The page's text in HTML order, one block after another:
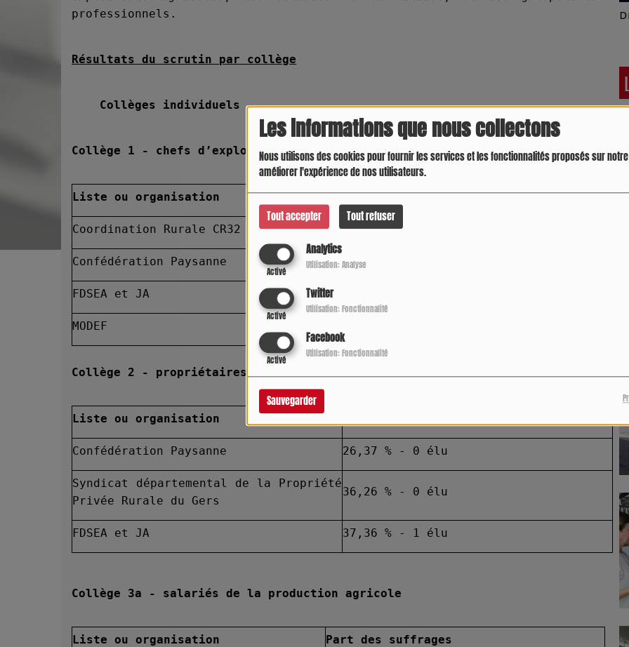
Les informations que nous collectons
Nous utilisons des cookies pour fournir les services et les fonctionnalités proposés sur
améliorer l'expérience de nos utilisateurs.
Tout accepter Tout refuser
Analytics
Activé
Utilisation: Analyse
Twitter
Activé
Utilisation: Fonctionnalité
Facebook
Activé
Utilisation: Fonctionnalité
Sauvegarder
professionnels.
Résultats du scrutin par collège
Collèges individuels
Collège 1 - chefs d’exploitation et assimilés
Liste ou organisation Part des suffrages
Coordination Rurale CR32 50,86 % - 14 élus
Confédération Paysanne 12,71 % - 1 élu
FDSEA et JA
MODEF
Collège 2 - propriétaires et usufruitiers
Liste ou organisation
Confédération Paysanne 26,37 % - 0 élu
Syndicat départemental de la Propriété
Privée Rurale du Gers
36,26 % - 0 élu
FDSEA et JA 37,36 % - 1 élu
Collège 3a - salariés de la production agricole
Liste ou organisation Part des suffrages